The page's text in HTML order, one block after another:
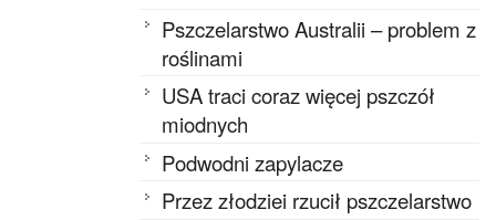
Pszczelarstwo Australii – problem z
roślinami
USA traci coraz więcej pszczół
miodnych
Podwodni zapylacze
Przez złodziei rzucił pszczelarstwo